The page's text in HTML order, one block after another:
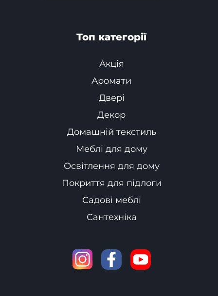
Топ категорії
Акція
Аромати
Двері
Декор
Домашній текстиль
Меблі для дому
Освітлення для дому
Покриття для підлоги
Садові меблі
Сантехніка